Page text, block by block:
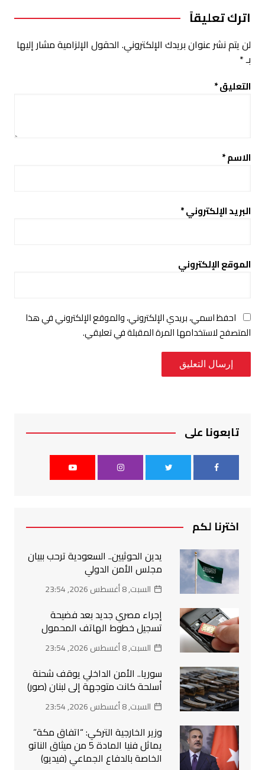
اترك تعليقاً
لن يتم نشر عنوان بريدك الإلكتروني. الحقول الإلزامية مشار إليها
بـ*
التعليق*
الاسم*
البريد الإلكتروني*
الموقع الإلكتروني
احفظ اسمي، بريدي الإلكتروني، والموقع الإلكتروني في هذا
المتصفح لاستخدامها المرة المقبلة في تعليقي.
تابعونا على
اخترنا لكم
يدين الحوثيين.. السعودية ترحب ببيان
مجلس الأمن الدولي
السبت, 8 أغسطس 2026, 23:54
إجراء مصري جديد بعد فضيحة
تسجيل خطوط الهاتف المحمول
السبت, 8 أغسطس 2026, 23:54
سوريا.. الأمن الداخلي يوقف شحنة
أسلحة كانت متوجهة إلى لبنان (صور)
السبت, 8 أغسطس 2026, 23:54
وزير الخارجية التركي: “اتفاق مكة”
يماثل فنيا المادة 5 من ميثاق الناتو
الخاصة بالدفاع الجماعي (فيديو)